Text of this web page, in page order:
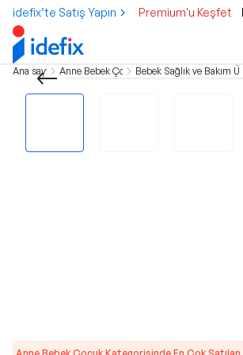
idefix’te Satış Yapın Premium'u Keşfet
Ana sayfa Anne Bebek ÇocukBebek Sağlık ve Bakım